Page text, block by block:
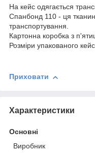
На кейс одягається
Спанбонд 110 - ця
транспортування.
Картонна коробка з
Розміри упакованого
Приховати
Характеристики
Основні
Виробник